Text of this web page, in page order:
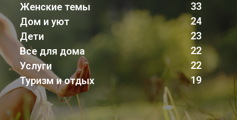
Женские темы
33
Дом и уют
24
Дети
23
Все для дома
22
Услуги
22
Туризм и отдых
19